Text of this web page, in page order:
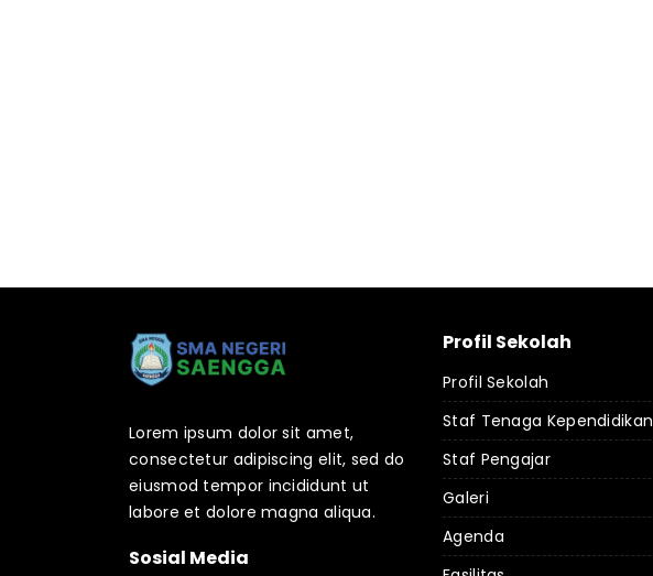
Lorem ipsum dolor sit amet,
consectetur adipiscing elit, sed do
eiusmod tempor incididunt ut
labore et dolore magna aliqua.
Sosial Media
Profil Sekolah
Profil Sekolah
Staf Tenaga Kependidikan
Staf Pengajar
Galeri
Agenda